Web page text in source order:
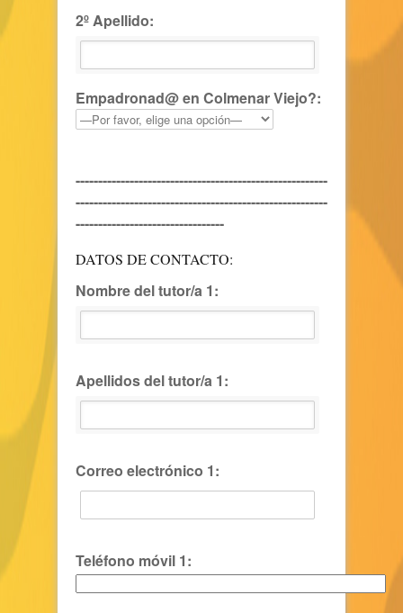
2º Apellido:
Empadronad@ en Colmenar Viejo?:
--------------------------------------------------------
--------------------------------------------------------
---------------------------------
DATOS DE CONTACTO:
Nombre del tutor/a 1:
Apellidos del tutor/a 1:
Correo electrónico 1:
Teléfono móvil 1: